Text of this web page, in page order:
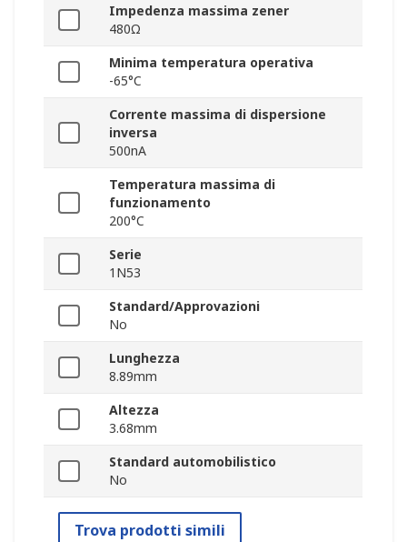
Impedenza massima zener
480Ω
Minima temperatura operativa
-65°C
Corrente massima di dispersione
inversa
500nA
Temperatura massima di
funzionamento
200°C
Serie
1N53
Standard/Approvazioni
No
Lunghezza
8.89mm
Altezza
3.68mm
Standard automobilistico
No
Trova prodotti simili